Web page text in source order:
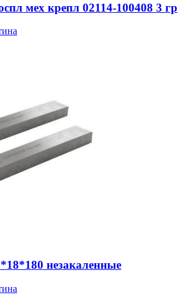
мех крепл 02114-100408 3 гр
незакаленные